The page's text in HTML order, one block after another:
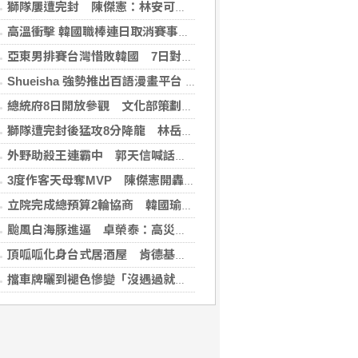
獅隊屢遭完封 陳傑憲：林安可這種天才也願改變
高溫衝擊 韓國職棒連日取消賽事、11日起晚間7時開打
亞東男排賽台灣惜敗韓國 7日對戰日本拚4強
Shueisha 強勢推出百語漫畫平台 MANGA MILLION 大舉進軍全球市場
總統府8日開放參觀 文化部策劃科幻漫畫特展
獅隊遭完封後猛攻8分降龍 林岳平：總是要發揮
外野助殺王連霸中 郭天信喊話挑戰生涯百助殺
3度作客天母奪MVP 陳傑憲開轟擊退雙殺心魔
立院完成總預算2輪協商 韓國瑜：下週進行後續處理
颱風白海豚進逼 卓榮泰：高災害潛勢區加強預防性整備
頂呱呱化身台式居酒屋 肯德基聯名EVA攻漫迷
擋車牌曬到褪色慘變「沒遇過就好了」！崔始源親朝聖崩潰喊：記得常換照片